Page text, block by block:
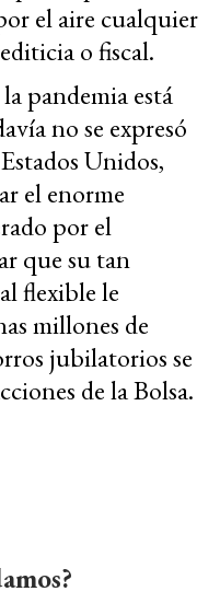
el aire cualquier
o fiscal.
pandemia está
no se expresó
Unidos,
el enorme
por el
que su tan
flexible le
millones de
jubilatorios se
de la Bolsa.